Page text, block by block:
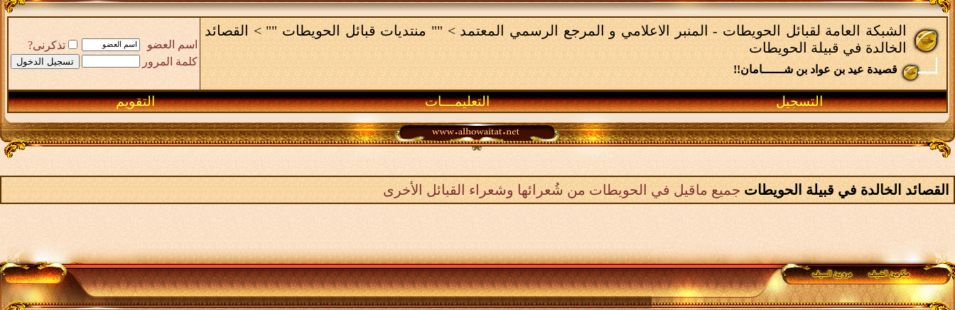
الشبكة العامة لقبائل الحويطات - المنبر الاعلامي و المرجع الرسمي المعتمد > "" منتديات قبائل الحويطات "" > القصائد
الخالدة في قبيلة الحويطات
قصيدة عيد بن عواد بن شــــــامان!!
اسم العضو
تذكرنى?
كلمة المرور
التسجيل التعليمـــات التقويم
القصائد الخالدة في قبيلة الحويطات جميع ماقيل في الحويطات من شُعرائها وشعراء القبائل الأخرى